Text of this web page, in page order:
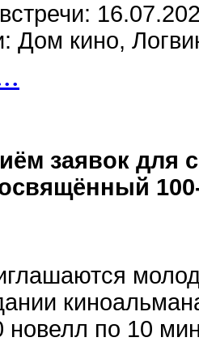
Дом кино,
заявок для
новелл по 10